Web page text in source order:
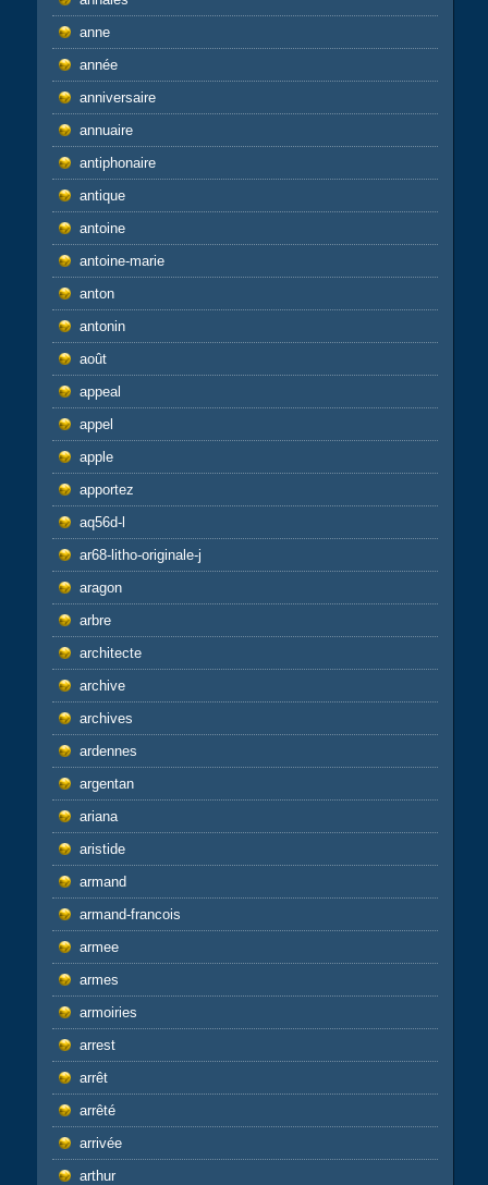
anne
année
anniversaire
annuaire
antiphonaire
antique
antoine
antoine-marie
anton
antonin
août
appeal
appel
apple
apportez
aq56d-l
ar68-litho-originale-j
aragon
arbre
architecte
archive
archives
ardennes
argentan
ariana
aristide
armand
armand-francois
armee
armes
armoiries
arrest
arrêt
arrêté
arrivée
arthur